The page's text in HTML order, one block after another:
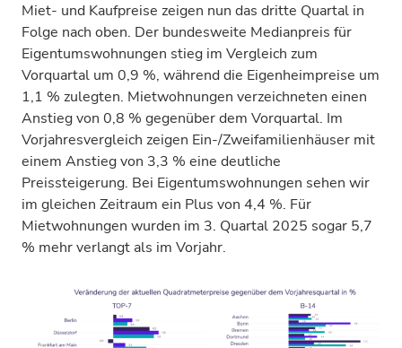
Miet- und Kaufpreise zeigen nun das dritte Quartal in
Folge nach oben. Der bundesweite Medianpreis für
Eigentumswohnungen stieg im Vergleich zum
Vorquartal um 0,9 %, während die Eigenheimpreise um
1,1 % zulegten. Mietwohnungen verzeichneten einen
Anstieg von 0,8 % gegenüber dem Vorquartal. Im
Vorjahresvergleich zeigen Ein-/Zweifamilienhäuser mit
einem Anstieg von 3,3 % eine deutliche
Preissteigerung. Bei Eigentumswohnungen sehen wir
im gleichen Zeitraum ein Plus von 4,4 %. Für
Mietwohnungen wurden im 3. Quartal 2025 sogar 5,7
% mehr verlangt als im Vorjahr.